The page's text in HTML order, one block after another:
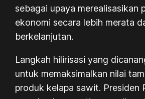
sebagai upaya merealisasikan
ekonomi secara lebih merata
berkelanjutan.
Langkah hilirisasi yang
untuk memaksimalkan nilai
produk kelapa sawit. Presiden